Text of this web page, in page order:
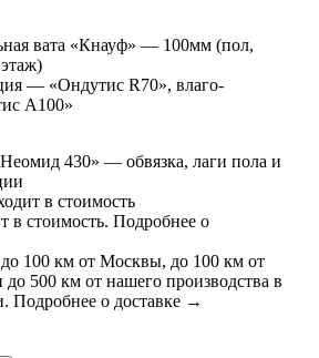
вата «Кнауф» — 100мм (пол,
— «Ондутис R70», влаго-
А100»
430» — обвязка, лаги пола и
в стоимость
в стоимость. Подробнее о
до 100 км от Москвы, до 100 км от
500 км от нашего производства в
Подробнее о доставке →